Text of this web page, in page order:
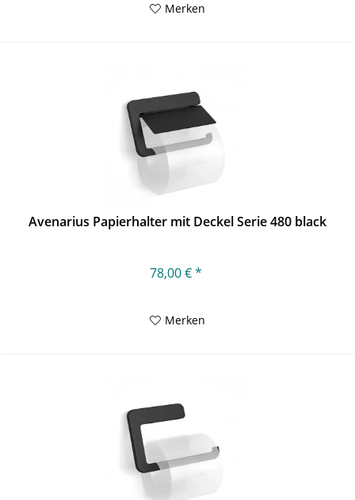
Merken
Avenarius Papierhalter mit Deckel Serie 480 black
78,00 € *
Merken